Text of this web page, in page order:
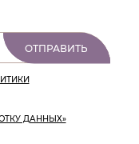
ОТПРАВИТЬ
ДАННЫХ»